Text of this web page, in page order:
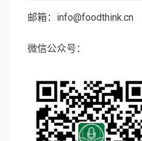
邮箱：info@foodthink.cn
微信公众号：